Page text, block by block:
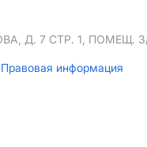
Д. 7 СТР. 1, ПОМЕЩ.
Правовая информация